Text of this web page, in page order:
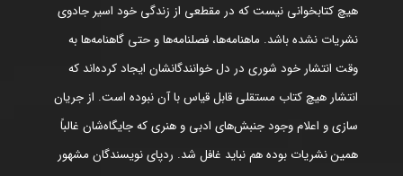
هیچ کتابخوانی نیست که در مقطعی از زندگی خود اسیر جادوی
نشریات نشده باشد. ماهنامه‌ها، فصلنامه‌ها و حتی گاهنامه‌ها به
وقت انتشار خود شوری در دل خوانندگانشان ایجاد کرده‌اند که
انتشار هیچ کتاب مستقلی قابل قیاس با آن نبوده است. از جریان
سازی و اعلام وجود جنبش‌های ادبی و هنری که جایگاه‌شان غالباً
همین نشریات بوده هم نباید غافل شد. ردپای نویسندگان مشهور